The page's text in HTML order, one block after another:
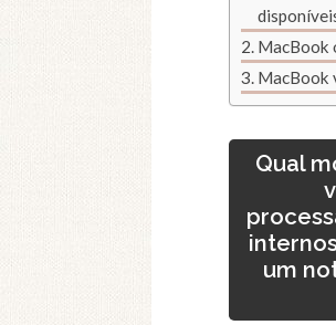
MacBook
MacBook
Qual
um